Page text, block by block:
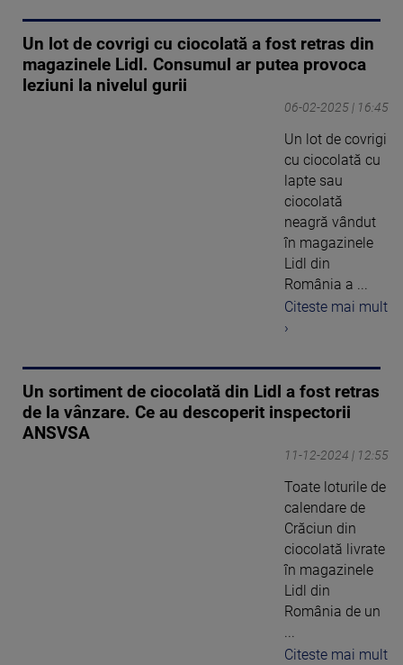
Un lot de covrigi cu ciocolată a fost retras din
magazinele Lidl. Consumul ar putea provoca
leziuni la nivelul gurii
06-02-2025 | 16:45
Un lot de covrigi
cu ciocolată cu
lapte sau
ciocolată
neagră vândut
în magazinele
Lidl din
România a ...
Citeste mai mult
›
Un sortiment de ciocolată din Lidl a fost retras
de la vânzare. Ce au descoperit inspectorii
ANSVSA
11-12-2024 | 12:55
Toate loturile de
calendare de
Crăciun din
ciocolată livrate
în magazinele
Lidl din
România de un
...
Citeste mai mult